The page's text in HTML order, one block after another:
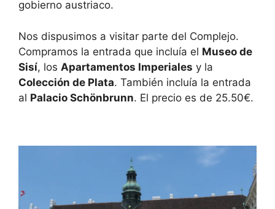
gobierno austriaco.
Nos dispusimos a visitar parte del Complejo.
Compramos la entrada que incluía el Museo de
Sisí, los Apartamentos Imperiales y la
Colección de Plata. También incluía la entrada
al Palacio Schönbrunn. El precio es de 25.50€.